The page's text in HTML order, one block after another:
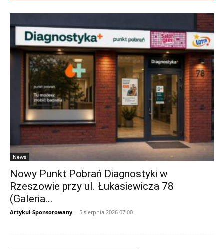
News
Nowy Punkt Pobrań Diagnostyki w
Rzeszowie przy ul. Łukasiewicza 78
(Galeria...
Artykuł Sponsorowany - 5 sierpnia 2026 07:00